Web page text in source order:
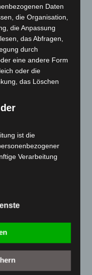
Daten
die Organisation,
die Anpassung
das Abfragen,
durch
eine andere Form
oder die
das Löschen
ist die
Verarbeitung
Daten, die darin
persönliche
Person
um
wirtschaftlicher